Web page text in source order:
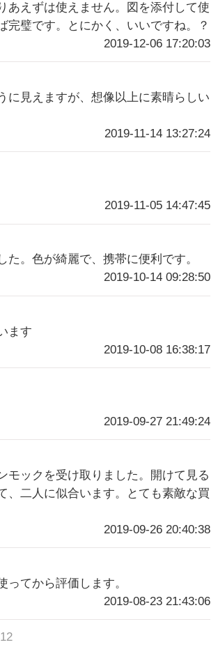
あえずは使えません。図を添付して使
完璧です。とにかく、いいですね。？
2019-12-06 17:20:03
に見えますが、想像以上に素晴らしい
2019-11-14 13:27:24
2019-11-05 14:47:45
た。色が綺麗で、携帯に便利です。
2019-10-14 09:28:50
ます
2019-10-08 16:38:17
2019-09-27 21:49:24
モックを受け取りました。開けて見る
、二人に似合います。とても素敵な買
2019-09-26 20:40:38
ってから評価します。
2019-08-23 21:43:06